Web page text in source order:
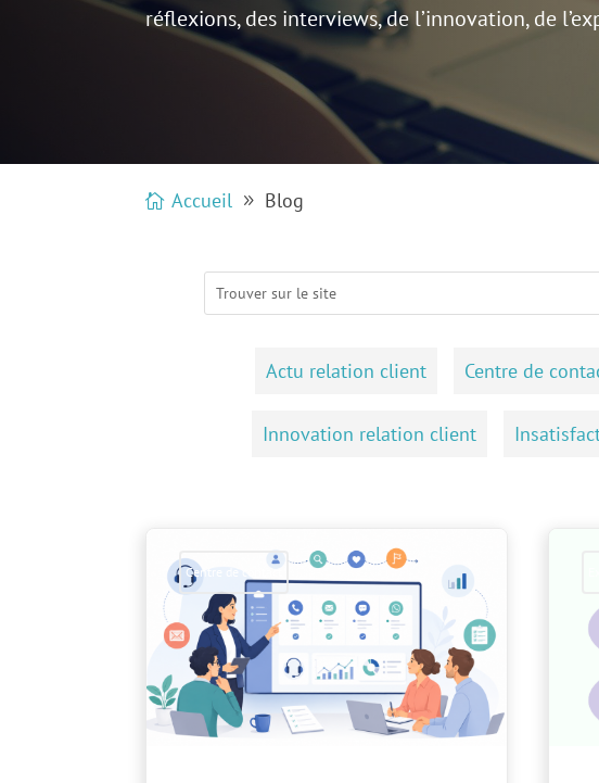
réflexions,des interviews, de l’innovation, de
Accueil Blog
Actu relation client Centre de
Innovation relation client
Centre de contact